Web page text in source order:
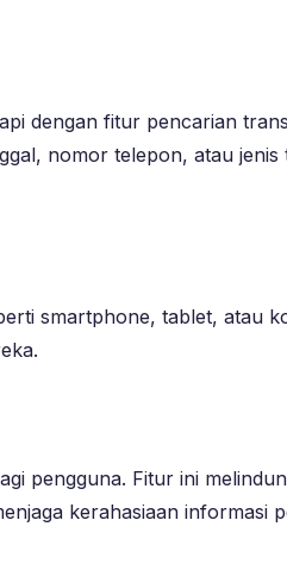
dengan fitur pencarian
nomor telepon, atau
smartphone, tablet, atau
pengguna. Fitur ini
kerahasiaan informasi